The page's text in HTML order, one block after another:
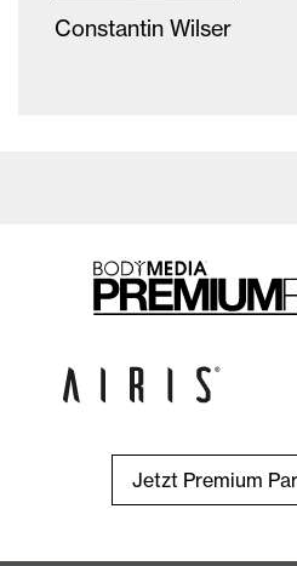
Constantin Wilser
Jetzt Premium